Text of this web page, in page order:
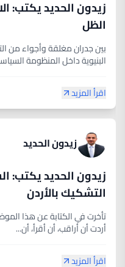
زيدون الحديد يكتب:
الظل
بين جدران مغلقة وأجواء من
البنيوية داخل المنظومة
اقرأ المزيد
زيدون الحديد
زيدون الحديد يكتب:
التشكيك بالأردن
تأخرت في الكتابة عن هذا
أردت أن أراقب، أن أقرأ، أن...
اقرأ المزيد